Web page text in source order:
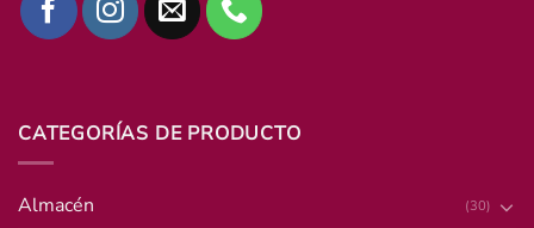
CATEGORÍAS DE PRODUCTO
Almacén (30)